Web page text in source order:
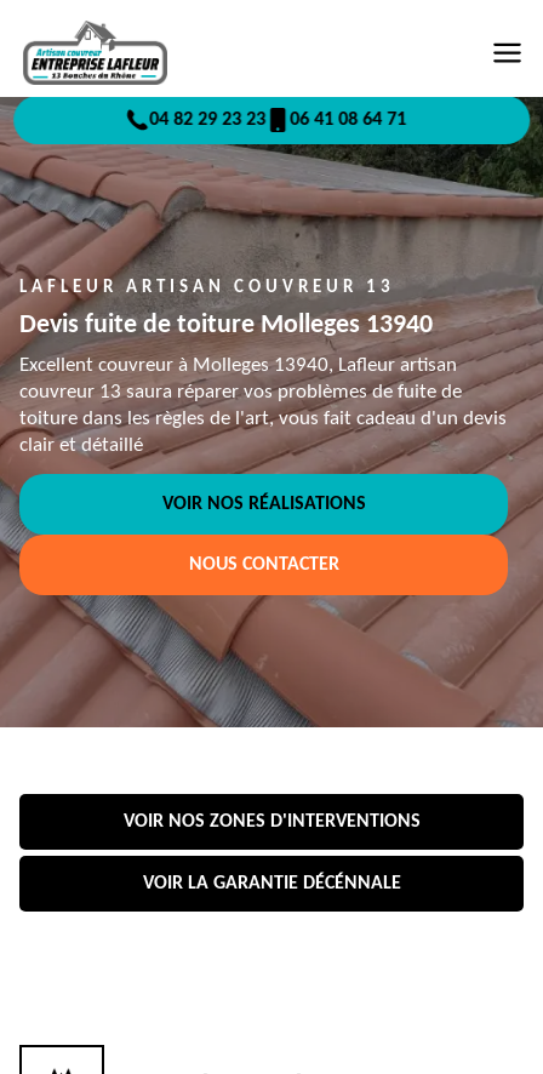
04 82 29 23 23 06 41 08 64 71
LAFLEUR ARTISAN COUVREUR 13
Devis fuite de toiture Molleges 13940
Excellent couvreur à Molleges 13940, Lafleur artisan
couvreur 13 saura réparer vos problèmes de fuite de
toiture dans les règles de l'art, vous fait cadeau d'un devis
clair et détaillé
VOIR NOS RÉALISATIONS
NOUS CONTACTER
VOIR NOS ZONES D'INTERVENTIONS
VOIR LA GARANTIE DÉCÉNNALE